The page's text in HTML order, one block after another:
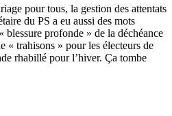
pour tous, la gestion des attentats
du PS a eu aussi des mots
profonde » de la déchéance
« trahisons » pour les électeurs de
rhabillé pour l’hiver. Ça tombe